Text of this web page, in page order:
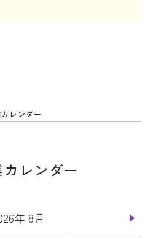
レンダー
レンダー
年 8月